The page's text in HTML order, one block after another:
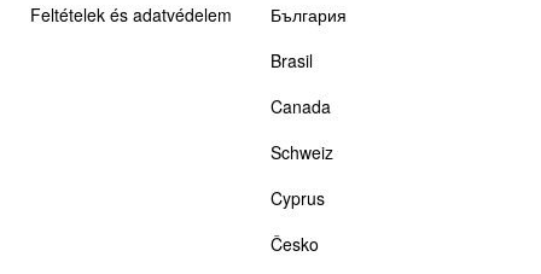
Feltételek és adatvédelem
България
Brasil
Canada
Schweiz
Cyprus
Česko